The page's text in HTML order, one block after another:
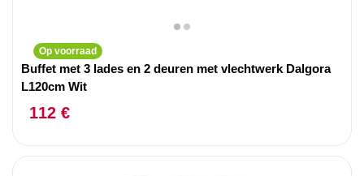
Op voorraad
Buffet met 3 lades en 2 deuren met vlechtwerk Dalgora
L120cm Wit
112 €